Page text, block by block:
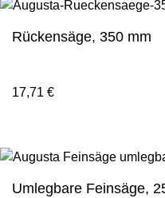
Rückensäge, 350 mm
17,71 €
Umlegbare Feinsäge,